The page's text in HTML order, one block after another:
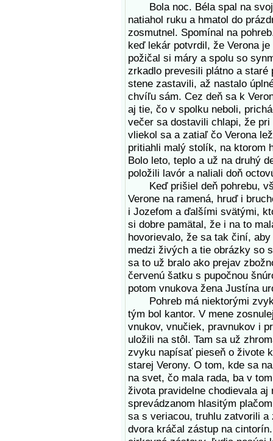
Bola noc. Béla spal na
natiahol ruku a hmatol do
zosmutnel. Spomínal na
keď lekár potvrdil, že Verona
požičal si máry a spolu so
zrkadlo prevesili plátno a staré
stene zastavili, až nastalo
chvíľu sám. Cez deň sa k
aj tie, čo v spolku neboli,
večer sa dostavili chlapi, že pri
vliekol sa a zatiaľ čo Verona
pritiahli malý stolík, na ktorom
Bolo leto, teplo a už na druhý
položili lavór a naliali doň
Keď prišiel deň pohrebu,
Verone na ramená, hruď i
i Jozefom a ďalšími svätými,
si dobre pamätal, že i na to
hovorievalo, že sa tak činí,
medzi živých a tie obrázky so
sa to už bralo ako prejav
červenú šatku s pupočnou
potom vnukova žena Justína
Pohreb má niektorými
tým bol kantor. V mene
vnukov, vnučiek, pravnukov i
uložili na stôl. Tam sa už
zvyku napísať pieseň o živote
starej Verony. O tom, kde sa
na svet, čo mala rada, ba v
života pravidelne chodievala
sprevádzanom hlasitým
sa s veriacou, truhlu zatvorili
dvora kráčal zástup na